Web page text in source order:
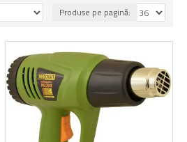
Produse pe pagină: